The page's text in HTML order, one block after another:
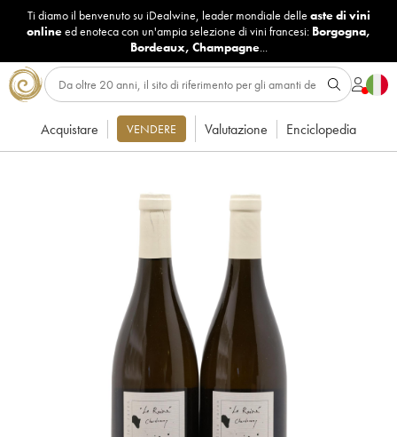
Ti diamo il benvenuto su iDealwine, leader mondiale delle aste di vini
onlineed enoteca con un'ampia selezione di vini francesi: Borgogna,
Bordeaux, Champagne...
Acquistare VENDERE Valutazione Enciclopedia